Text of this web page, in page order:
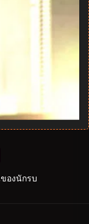
องนักรบ